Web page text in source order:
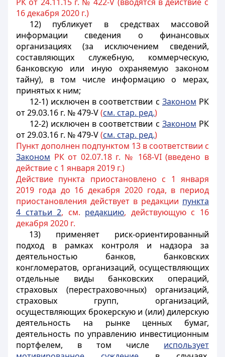
16 декабря 2020 г.)
12) публикует в средствах массовой
информации сведения о финансовых
организациях (за исключением сведений,
составляющих служебную, коммерческую,
банковскую или иную охраняемую законом
тайну), в том числе информацию о мерах,
принятых к ним;
12-1) исключен в соответствии с Законом РК
от 29.03.16 г. № 479-V(см. стар. ред.)
12-2) исключен в соответствии с Законом РК
от 29.03.16 г. № 479-V(см. стар. ред.)
Пункт дополнен подпунктом 13 в соответствии с
Законом РК от 02.07.18 г. № 168-VI (введено в
действие с 1 января 2019 г.)
Действие пункта приостановлено с 1 января
2019 года до 16 декабря 2020 года, в период
приостановления действует в редакции пункта
4 статьи 2, см. редакцию, действующую с 16
декабря 2020 г.
13) применяет риск-ориентированный
подход в рамках контроля и надзора за
деятельностью банков, банковских
конгломератов, организаций, осуществляющих
отдельные виды банковских операций,
страховых (перестраховочных) организаций,
страховых групп, организаций,
осуществляющих брокерскую и (или) дилерскую
деятельность на рынке ценных бумаг,
деятельность по управлению инвестиционным
портфелем, в том числе использует